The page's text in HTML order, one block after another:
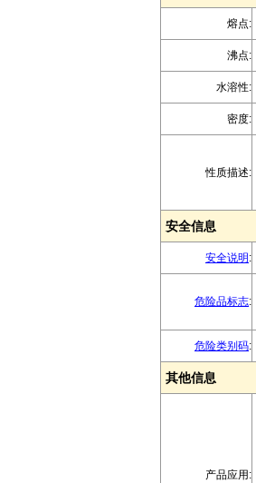
熔点:
沸点:
水溶性:
密度:
性质描述:
安全信息
安全说明 :
危险品标志:
危险类别码:
其他信息
产品应用: